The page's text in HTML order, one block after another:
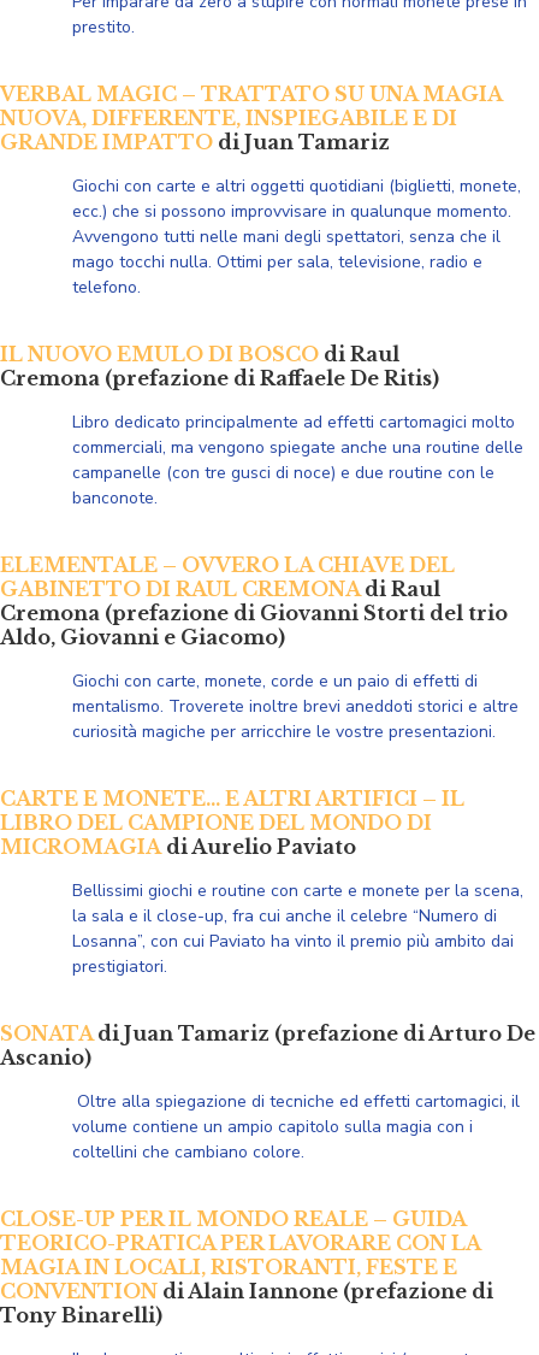
prestito.
VERBAL MAGIC – TRATTATO SU UNA MAGIA
NUOVA, DIFFERENTE, INSPIEGABILE E DI
GRANDE IMPATTO di Juan Tamariz
Giochi con carte e altri oggetti quotidiani (biglietti, monete,
ecc.) che si possono improvvisare in qualunque momento.
Avvengono tutti nelle mani degli spettatori, senza che il
mago tocchi nulla. Ottimi per sala, televisione, radio e
telefono.
IL NUOVO EMULO DI BOSCO di Raul
Cremona (prefazione di Raffaele De Ritis)
Libro dedicato principalmente ad effetti cartomagici molto
commerciali, ma vengono spiegate anche una routine delle
campanelle (con tre gusci di noce) e due routine con le
banconote.
ELEMENTALE – OVVERO LA CHIAVE DEL
GABINETTO DI RAUL CREMONAdi Raul
Cremona (prefazione di Giovanni Storti del trio
Aldo, Giovanni e Giacomo)
Giochi con carte, monete, corde e un paio di effetti di
mentalismo. Troverete inoltre brevi aneddoti storici e altre
curiosità magiche per arricchire le vostre presentazioni.
CARTE E MONETE… E ALTRI ARTIFICI – IL
LIBRO DEL CAMPIONE DEL MONDO DI
MICROMAGIAdi Aurelio Paviato
Bellissimi giochi e routine con carte e monete per la scena,
la sala e il close-up, fra cui anche il celebre “Numero di
Losanna”, con cui Paviato ha vinto il premio più ambito dai
prestigiatori.
SONATAdi Juan Tamariz (prefazione di Arturo De
Ascanio)
Oltre alla spiegazione di tecniche ed effetti cartomagici, il
volume contiene un ampio capitolo sulla magia con i
coltellini che cambiano colore.
CLOSE-UP PER IL MONDO REALE – GUIDA
TEORICO-PRATICA PER LAVORARE CON LA
MAGIA IN LOCALI, RISTORANTI, FESTE E
CONVENTION di Alain Iannone (prefazione di
Tony Binarelli)